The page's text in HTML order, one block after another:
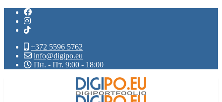
+372 5596 5762
info@digipo.eu
Пн. - Пт. 9:00 - 18:00